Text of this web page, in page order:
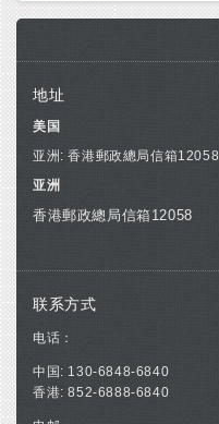
地址
美国
亚洲: 香港郵政總局信箱12058
亚洲
香港郵政總局信箱12058
联系方式
电话：
中国: 130-6848-6840
香港: 852-6888-6840